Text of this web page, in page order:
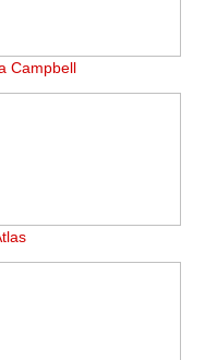
Campbell